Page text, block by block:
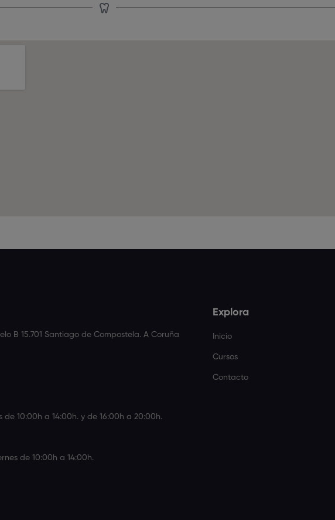
B 15.701 Santiago de Compostela. A Coruña
de 10:00h a 14:00h. y de 16:00h a 20:00h.
de 10:00h a 14:00h.
Explora
Inicio
Cursos
Contacto